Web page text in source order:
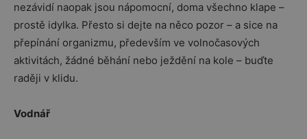
nezávidí naopak jsou nápomocní, doma všechno klape –
prostě idylka. Přesto si dejte na něco pozor – a sice na
přepínání organizmu, především ve volnočasových
aktivitách, žádné běhání nebo ježdění na kole – buďte
raději v klidu.
Vodnář